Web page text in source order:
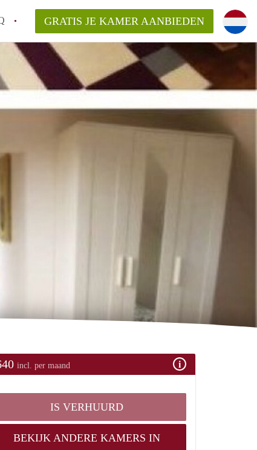
bemiddelingsvergoeding?
GRATIS JE KAMER AANBIEDEN
incl. per maand
IS VERHUURD
BEKIJK ANDERE KAMERS IN